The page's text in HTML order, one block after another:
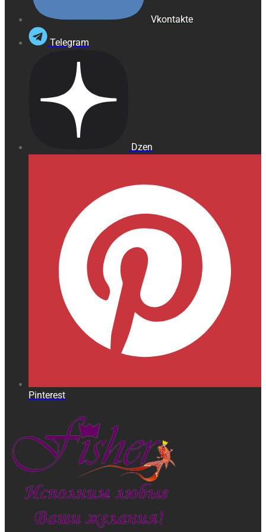
Vkontakte
Telegram
Dzen
Pinterest